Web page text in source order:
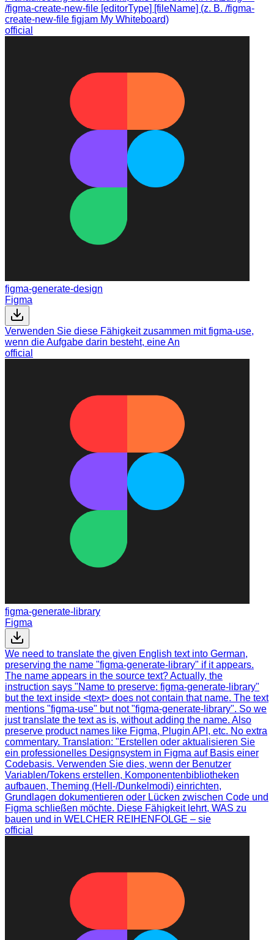
/figma-create-new-file [editorType] [fileName] (z. B. /figma-
create-new-file figjam My Whiteboard)
official
figma-generate-design
Figma
Verwenden Sie diese Fähigkeit zusammen mit figma-use,
wenn die Aufgabe darin besteht, eine An
official
figma-generate-library
Figma
We need to translate the given English text into German,
preserving the name "figma-generate-library" if it appears.
The name appears in the source text? Actually, the
instruction says "Name to preserve: figma-generate-library"
but the text inside <text> does not contain that name. The text
mentions "figma-use" but not "figma-generate-library". So we
just translate the text as is, without adding the name. Also
preserve product names like Figma, Plugin API, etc. No extra
commentary. Translation: "Erstellen oder aktualisieren Sie
ein professionelles Designsystem in Figma auf Basis einer
Codebasis. Verwenden Sie dies, wenn der Benutzer
Variablen/Tokens erstellen, Komponentenbibliotheken
aufbauen, Theming (Hell-/Dunkelmodi) einrichten,
Grundlagen dokumentieren oder Lücken zwischen Code und
Figma schließen möchte. Diese Fähigkeit lehrt, WAS zu
bauen und in WELCHER REIHENFOLGE – sie
official